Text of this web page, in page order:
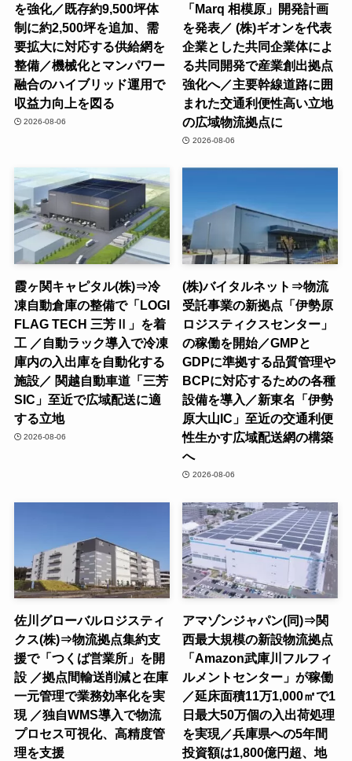
を強化／既存約9,500坪体
制に約2,500坪を追加、需
要拡大に対応する供給網を
整備／機械化とマンパワー
融合のハイブリッド運用で
収益力向上を図る
2026-08-06
「Marq 相模原」開発計画
を発表／ (株)ギオンを代表
企業とした共同企業体によ
る共同開発で産業創出拠点
強化へ／主要幹線道路に囲
まれた交通利便性高い立地
の広域物流拠点に
2026-08-06
霞ヶ関キャピタル(株)⇒冷
凍自動倉庫の整備で「LOGI
FLAG TECH 三芳Ⅱ」を着
工 ／自動ラック導入で冷凍
庫内の入出庫を自動化する
施設／ 関越自動車道「三芳
SIC」至近で広域配送に適
する立地
2026-08-06
(株)バイタルネット⇒物流
受託事業の新拠点「伊勢原
ロジスティクスセンター」
の稼働を開始／GMPと
GDPに準拠する品質管理や
BCPに対応するための各種
設備を導入／新東名「伊勢
原大山IC」至近の交通利便
性生かす広域配送網の構築
へ
2026-08-06
佐川グローバルロジスティ
クス(株)⇒物流拠点集約支
援で「つくば営業所」を開
設 ／拠点間輸送削減と在庫
一元管理で業務効率化を実
現 ／独自WMS導入で物流
プロセス可視化、高精度管
理を支援
アマゾンジャパン(同)⇒関
西最大規模の新設物流拠点
「Amazon武庫川フルフィ
ルメントセンター」が稼働
／延床面積11万1,000㎡で1
日最大50万個の入出荷処理
を実現／兵庫県への5年間
投資額は1,800億円超、地